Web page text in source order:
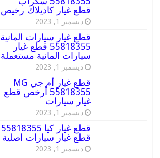
قطع غيار كاديلاك رخيص
ديسمبر 1, 2023
قطع غيار سيارات المانية
55818355 قطع غيار
سيارات المانية مستعملة
ديسمبر 1, 2023
قطع غيار أم جي MG
55818355 أرخص قطع
غيار سيارات
ديسمبر 1, 2023
قطع غيار كيا 55818355
قطع غيار سيارات اصلية
ديسمبر 1, 2023